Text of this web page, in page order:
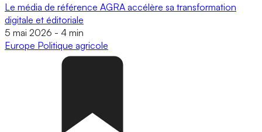
Le média de référence AGRA accélère sa transformation
digitale et éditoriale
5 mai 2026 - 4 min
Europe Politique agricole